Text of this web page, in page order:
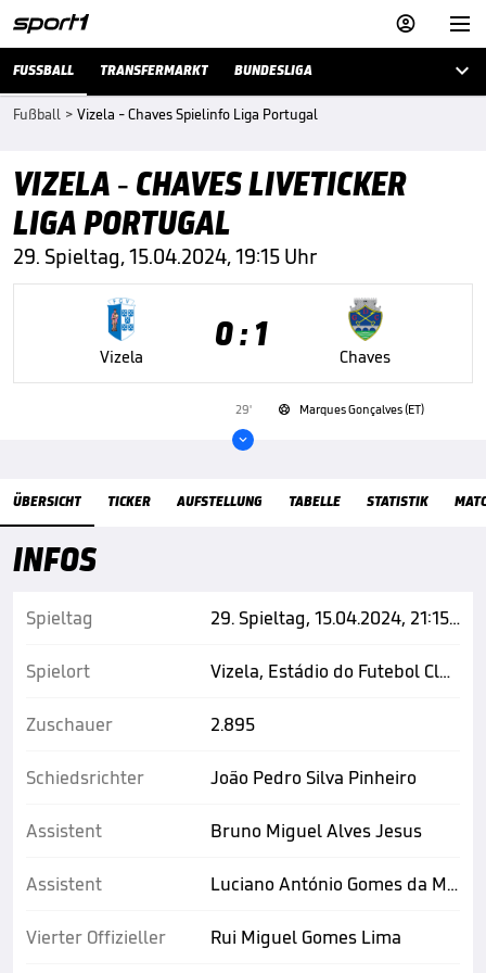


FUSSBALL TRANSFERMARKT BUNDESLIGA 
Fußball > Vizela - Chaves Spielinfo Liga Portugal
VIZELA - CHAVES LIVETICKER
LIGA PORTUGAL
29. Spieltag, 15.04.2024, 19:15 Uhr
Vizela
0 : 1
Chaves
29'  Marques Gonçalves (ET)

ÜBERSICHT TICKER AUFSTELLUNG TABELLE STATISTIK
Übersicht
INFOS
Spieltag
Spielort
Zuschauer
Schiedsrichter
Assistent
Assistent
Vierter Offizieller
29. Spieltag, 15.04.2024, 21:15 Uhr
Vizela, Estádio do Futebol Clube de Vizela
2.895
João Pedro Silva Pinheiro
Bruno Miguel Alves Jesus
Luciano António Gomes da Maia
Rui Miguel Gomes Lima